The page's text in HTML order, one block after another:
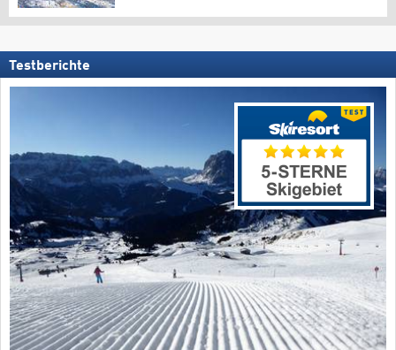
Testberichte